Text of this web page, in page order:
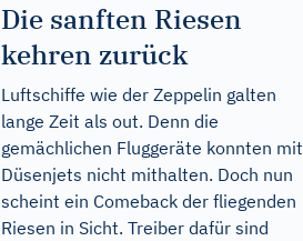
Die sanften Riesen
kehren zurück
Luftschiffe wie der Zeppelin galten
lange Zeit als out. Denn die
gemächlichen Fluggeräte konnten mit
Düsenjets nicht mithalten. Doch nun
scheint ein Comeback der fliegenden
Riesen in Sicht. Treiber dafür sind